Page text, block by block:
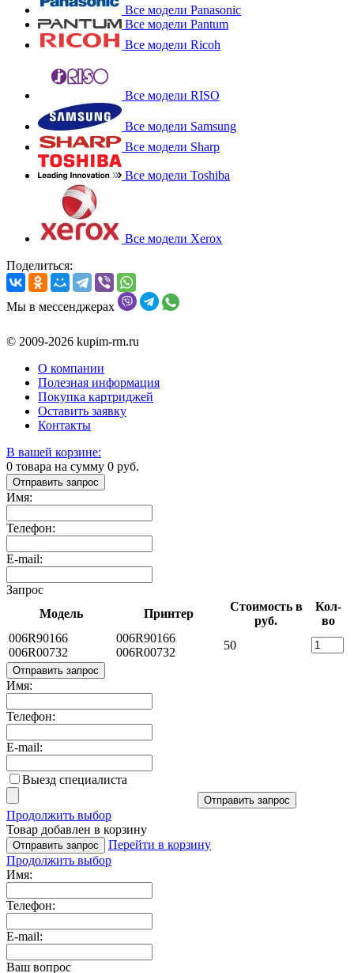
Все модели Panasonic
Все модели Pantum
Все модели Ricoh
Все модели RISO
Все модели Samsung
Все модели Sharp
Все модели Toshiba
Все модели Xerox
Поделиться:
Мы в мессенджерах
© 2009-2026 kupim-rm.ru
О компании
Полезная информация
Покупка картриджей
Оставить заявку
Контакты
В вашей корзине:
0 товара на сумму 0 руб.
Отправить запрос
Имя:
Телефон:
E-mail:
Запрос
Модель
Принтер
Стоимость в
руб.
Кол-
во
006R90166
006R00732
006R90166
006R00732
50
Отправить запрос
Имя:
Телефон:
E-mail:
Выезд специалиста
Отправить запрос
Продолжить выбор
Товар добавлен в корзину
Отправить запрос
Перейти в корзину
Продолжить выбор
Имя:
Телефон:
E-mail:
Ваш вопрос